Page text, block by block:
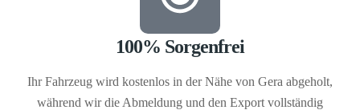
100% Sorgenfrei
Ihr Fahrzeug wird kostenlos in der Nähe von Gera abgeholt,
während wir die Abmeldung und den Export vollständig